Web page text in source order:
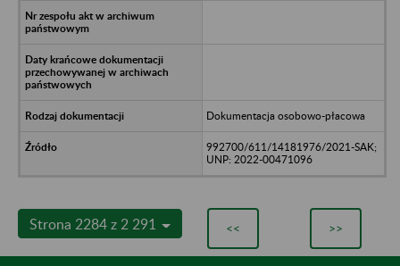
Dokumentacja osobowo-płacowa
992700/611/14181976/2021-SAK;
UNP: 2022-00471096
Strona 2284 z 2 291 << >>